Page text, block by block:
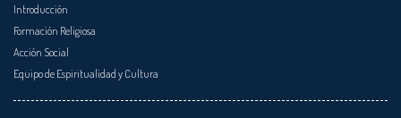
Introducción
Formación Religiosa
Acción Social
Equipo de Espiritualidad y Cultura